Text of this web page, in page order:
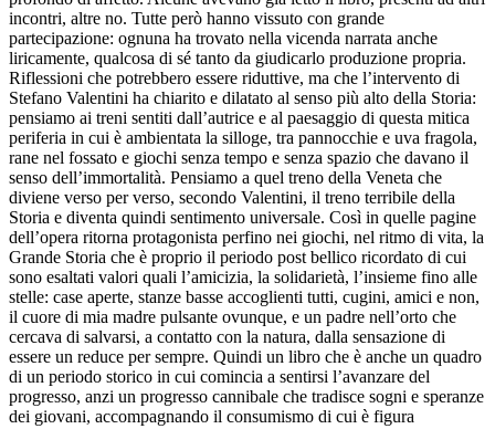
incontri, altre no. Tutte però hanno vissuto con grande
partecipazione: ognuna ha trovato nella vicenda narrata anche
liricamente, qualcosa di sé tanto da giudicarlo produzione propria.
Riflessioni che potrebbero essere riduttive, ma che l’intervento di
Stefano Valentini ha chiarito e dilatato al senso più alto della Storia:
pensiamo ai treni sentiti dall’autrice e al paesaggio di questa mitica
periferia in cui è ambientata la silloge, tra pannocchie e uva fragola,
rane nel fossato e giochi senza tempo e senza spazio che davano il
senso dell’immortalità. Pensiamo a quel treno della Veneta che
diviene verso per verso, secondo Valentini, il treno terribile della
Storia e diventa quindi sentimento universale. Così in quelle pagine
dell’opera ritorna protagonista perfino nei giochi, nel ritmo di vita, la
Grande Storia che è proprio il periodo post bellico ricordato di cui
sono esaltati valori quali l’amicizia, la solidarietà, l’insieme fino alle
stelle: case aperte, stanze basse accoglienti tutti, cugini, amici e non,
il cuore di mia madre pulsante ovunque, e un padre nell’orto che
cercava di salvarsi, a contatto con la natura, dalla sensazione di
essere un reduce per sempre. Quindi un libro che è anche un quadro
di un periodo storico in cui comincia a sentirsi l’avanzare del
progresso, anzi un progresso cannibale che tradisce sogni e speranze
dei giovani, accompagnando il consumismo di cui è figura